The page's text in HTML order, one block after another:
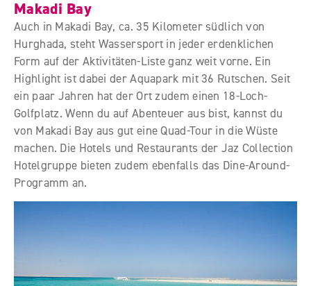
Makadi Bay
Auch in Makadi Bay, ca. 35 Kilometer südlich von
Hurghada, steht Wassersport in jeder erdenklichen
Form auf der Aktivitäten-Liste ganz weit vorne. Ein
Highlight ist dabei der Aquapark mit 36 Rutschen. Seit
ein paar Jahren hat der Ort zudem einen 18-Loch-
Golfplatz. Wenn du auf Abenteuer aus bist, kannst du
von Makadi Bay aus gut eine Quad-Tour in die Wüste
machen. Die Hotels und Restaurants der Jaz Collection
Hotelgruppe bieten zudem ebenfalls das Dine-Around-
Programm an.